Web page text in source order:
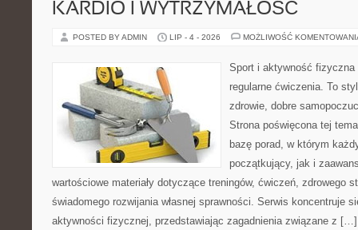
KARDIO I WYTRZYMAŁOŚĆ
POSTED BY ADMIN LIP - 4 - 2026 MOŻLIWOŚĆ
Sport i aktywność
regularne ćwiczenia. To
zdrowie, dobre
Strona poświęcona tej
bazę porad, w którym
początkujący, jak i
wartościowe materiały dotyczące treningów, ćwiczeń, zdrowego
świadomego rozwijania własnej sprawności. Serwis koncentruje
aktywności fizycznej, przedstawiając zagadnienia związane z […]